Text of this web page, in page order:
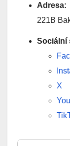
Adresa:
221B
Sociální
X